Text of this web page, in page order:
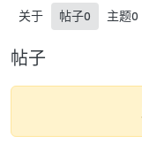
关于 帖子0 主题0
帖子